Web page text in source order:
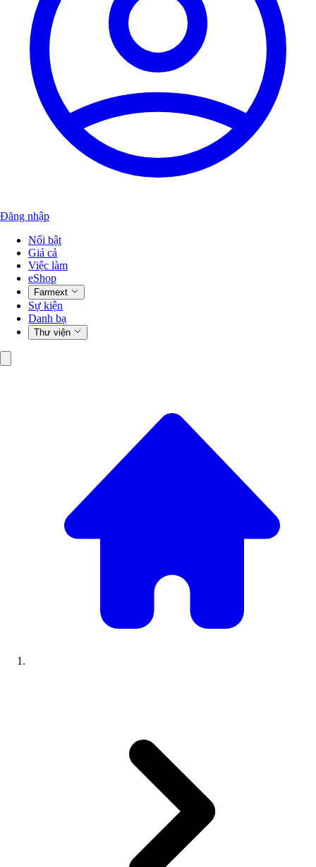
Đăng nhập
Nổi bật
Giá cả
Việc làm
eShop
Farmext
Sự kiện
Danh bạ
Thư viện